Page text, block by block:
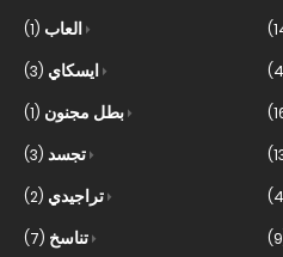
العاب (1)
ايسكاي (3)
بطل مجنون (1)
تجسد (3)
تراجيدي (2)
تناسخ (7)